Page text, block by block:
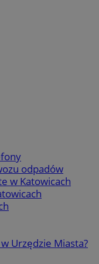
odpadów
w Katowicach
Urzędzie Miasta?